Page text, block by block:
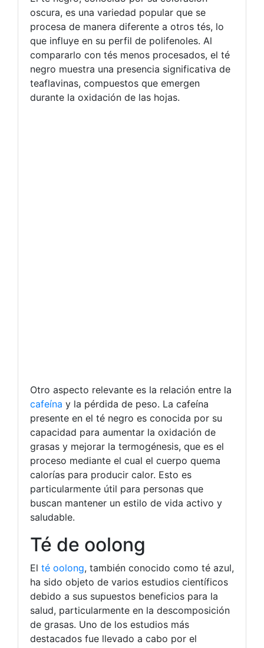
oscura, es una variedad popular que se
procesa de manera diferente a otros tés, lo
que influye en su perfil de polifenoles. Al
compararlo con tés menos procesados, el té
negro muestra una presencia significativa de
teaflavinas, compuestos que emergen
durante la oxidación de las hojas.
Otro aspecto relevante es la relación entre la
cafeína y la pérdida de peso. La cafeína
presente en el té negro es conocida por su
capacidad para aumentar la oxidación de
grasas y mejorar la termogénesis, que es el
proceso mediante el cual el cuerpo quema
calorías para producir calor. Esto es
particularmente útil para personas que
buscan mantener un estilo de vida activo y
saludable.
Té de oolong
El té oolong, también conocido como té azul,
ha sido objeto de varios estudios científicos
debido a sus supuestos beneficios para la
salud, particularmente en la descomposición
de grasas. Uno de los estudios más
destacados fue llevado a cabo por el